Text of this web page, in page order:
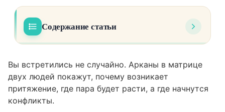
Содержание статьи
через матрицу судьбы: почему вас тянет
именно к этому человеку
02 Число жизненного пути и матрица судьбы:
в чём разница подходов
Вы встретились не случайно. Арканы в матрице
двух людей покажут, почему возникает
притяжение, где пара будет расти, а где начнутся
конфликты.